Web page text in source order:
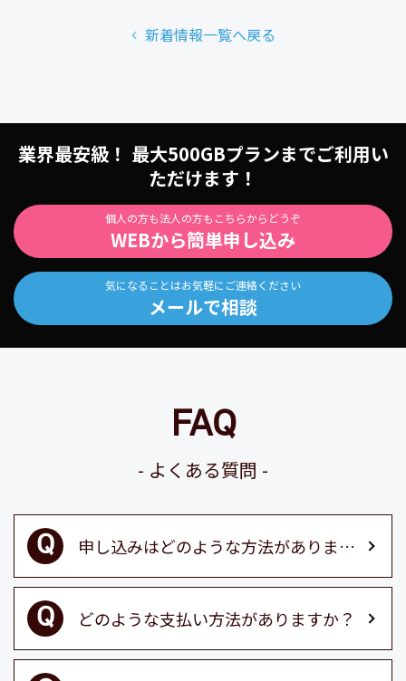
新着情報一覧へ戻る
業界最安級！ 最大500GBプランまでご利用い
ただけます！
個人の方も法人の方もこちらからどうぞ
WEBから簡単申し込み
気になることはお気軽にご連絡ください
メールで相談
FAQ
よくある質問
申し込みはどのような方法がありますか？
どのような支払い方法がありますか？